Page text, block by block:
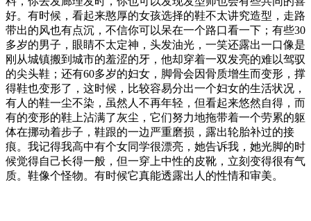
好。有时候，看起来憨厚的女孩选择的鞋不太讲究造型，走路
带出的风也有点沉，不信你可以呆在一个路口看一下；有些30
多岁的男子，眼睛不太定神，头发油光，一笑还露出一口像是
刚 从城镇搬到城市的羞涩的牙，他却穿着一双发亮的难以驾驭
的尖头鞋； 还有60多岁的妇女，脚骨会因骨质增生而变形，撑
得鞋也变形了， 这时候，比较容易分出一个妇女的生活状况，
有人的鞋一尘不染， 虽然人不再年轻 ，但看起来悠然自得，而
有的变形的鞋上沾满了灰尘 ，它们努力地拖带着一个劳累的躯
体在挪动着步子，鞋跟的一边严重磨损 ，露出轮胎补过的接
痕。我记得我高中有个女同学很漂亮，她告诉我，她光脚的时
候觉得自己长得一般，但一穿上中性的皮靴，立刻变得很有气
质。鞋像个怪物。有时候它真能透露出人的性情和审美。